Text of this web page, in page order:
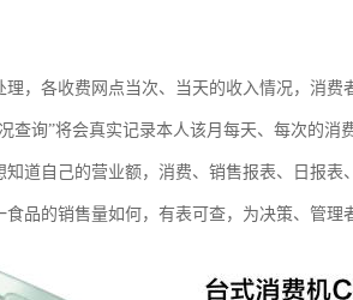
，各收费网点当次、当天的收入情况，消费
查询”将会真实记录本人该月每天、每次的消
道自己的营业额，消费、销售报表、日报表
品的销售量如何，有表可查，为决策、管理